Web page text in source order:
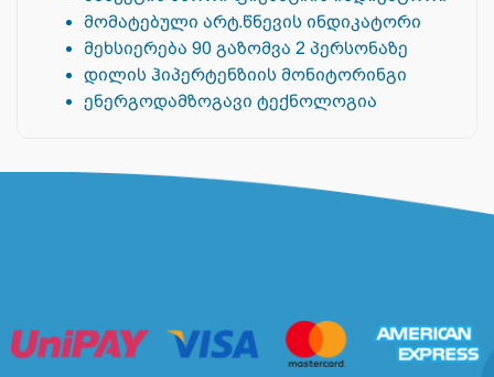
მომატებული არტ.წნევის ინდიკატორი
მეხსიერება 90 გაზომვა 2 პერსონაზე
დილის ჰიპერტენზიის მონიტორინგი
ენერგოდამზოგავი ტექნოლოგია